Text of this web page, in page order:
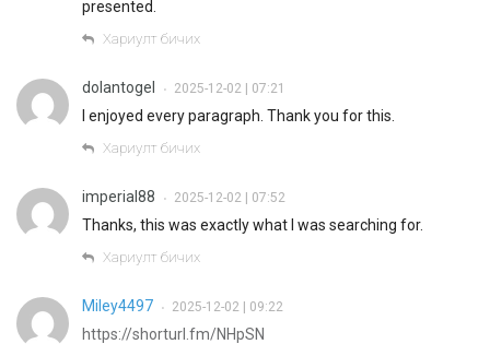
presented.
Хариулт бичих
dolantogel • 2025-12-02 | 07:21
I enjoyed every paragraph. Thank you for this.
Хариулт бичих
imperial88 • 2025-12-02 | 07:52
Thanks, this was exactly what I was searching for.
Хариулт бичих
Miley4497 • 2025-12-02 | 09:22
https://shorturl.fm/NHpSN